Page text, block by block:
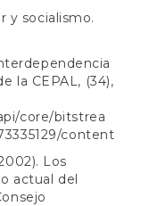
y socialismo.
la CEPAL, (34),
core/bitstrea
content
Los
actual del